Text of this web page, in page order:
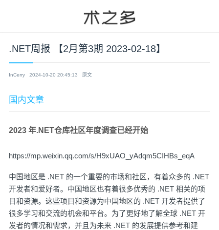
.NET周报 【2月第3期 2023-02-18】
InCerry 2024-10-20 20:45:13 原文
国内文章
2023 年.NET仓库社区年度调查已经开始
https://mp.weixin.qq.com/s/H9xUAO_yAdqm5CIHBs_eqA
中国地区是 .NET 的一个重要的市场和社区，有着众多的 .NET
开发者和爱好者。中国地区也有着很多优秀的 .NET 相关的项
目和资源。这些项目和资源为中国地区的 .NET 开发者提供了
很多学习和交流的机会和平台。为了更好地了解全球 .NET 开
发者的情况和需求，并且为未来 .NET 的发展提供参考和建